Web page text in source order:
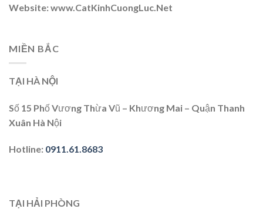
Website: www.CatKinhCuongLuc.Net
MIỀN BẮC
TẠI HÀ NỘI
Số 15 Phố Vương Thừa Vũ – Khương Mai – Quận Thanh
Xuân Hà Nội
Hotline: 0911.61.8683
TẠI HẢI PHÒNG